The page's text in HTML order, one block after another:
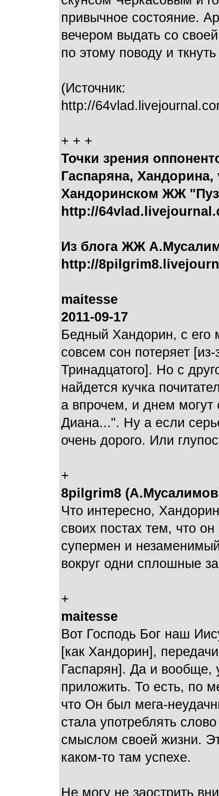
привычное состояние.
вечером выдать со
по этому поводу и
(Источник:
http://
+ + +
Точки зрения
Гаспаряна,
Хандоринском ЖЖ
http://
Из блога ЖЖ
http://
maitesse
2011-09-17
Бедный Хандорин, с его
совсем сон потеряет
Тринадцатого]. Но с
найдется кучка
а впрочем, и днем могут
Диана...". Ну а если
очень дорого. Или
+
8pilgrim8
Что интересно,
своих постах тем, что
супермен и
вокруг одни сплошные
+
maitesse
Вот Господь Бог наш
[как Хандорин],
Гаспарян]. Да и вообще,
приложить. То есть, по
что Он был мега-
стала употреблять
смыслом своей жизни.
каком-то там успехе.
Не могу не заострить